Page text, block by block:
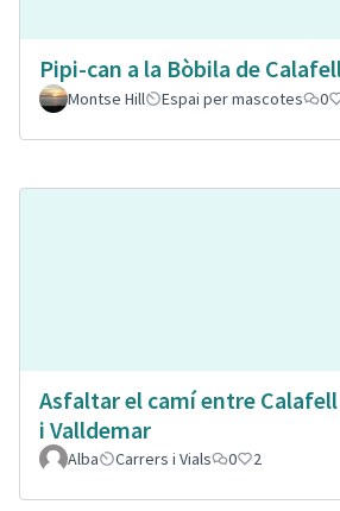
Pipi-can a la Bòbila de
Montse Hill
Espai per mascotes 0
Asfaltar el camí entre
i Valldemar
Alba Carrers i Vials 0 2